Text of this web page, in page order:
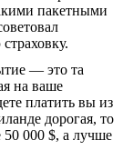
пакетными
— это та
на ваше
платить вы из
дорогая, то
50 000 $, а лучше